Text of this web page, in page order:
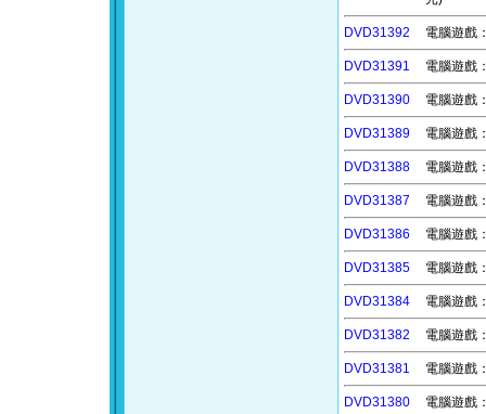
DVD31392 電腦遊戲
DVD31391 電腦遊戲
DVD31390 電腦遊戲
DVD31389 電腦遊戲
DVD31388 電腦遊戲
DVD31387 電腦遊戲
DVD31386 電腦遊戲
DVD31385 電腦遊戲
DVD31384 電腦遊戲
DVD31382 電腦遊戲
DVD31381 電腦遊戲
DVD31380 電腦遊戲